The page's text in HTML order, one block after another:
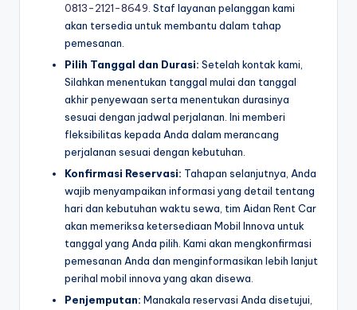
0813-2121-8649 . Staf layanan pelanggan kami
akan tersedia untuk membantu dalam tahap
pemesanan.
Pilih Tanggal dan Durasi: Setelah kontak kami,
Silahkan menentukan tanggal mulai dan tanggal
akhir penyewaan serta menentukan durasinya
sesuai dengan jadwal perjalanan. Ini memberi
fleksibilitas kepada Anda dalam merancang
perjalanan sesuai dengan kebutuhan.
Konfirmasi Reservasi: Tahapan selanjutnya, Anda
wajib menyampaikan informasi yang detail tentang
hari dan kebutuhan waktu sewa, tim Aidan Rent Car
akan memeriksa ketersediaan Mobil Innova untuk
tanggal yang Anda pilih. Kami akan mengkonfirmasi
pemesanan Anda dan menginformasikan lebih lanjut
perihal mobil innova yang akan disewa.
Penjemputan: Manakala reservasi Anda disetujui,